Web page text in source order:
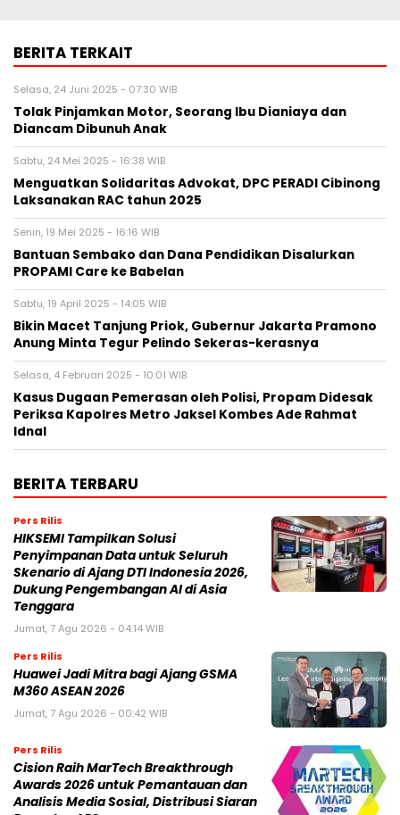
BERITA TERKAIT
Selasa, 24 Juni 2025 - 07:30 WIB
Tolak Pinjamkan Motor, Seorang Ibu Dianiaya dan
Diancam Dibunuh Anak
Sabtu, 24 Mei 2025 - 16:38 WIB
Menguatkan Solidaritas Advokat, DPC PERADI Cibinong
Laksanakan RAC tahun 2025
Senin, 19 Mei 2025 - 16:16 WIB
Bantuan Sembako dan Dana Pendidikan Disalurkan
PROPAMI Care ke Babelan
Sabtu, 19 April 2025 - 14:05 WIB
Bikin Macet Tanjung Priok, Gubernur Jakarta Pramono
Anung Minta Tegur Pelindo Sekeras-kerasnya
Selasa, 4 Februari 2025 - 10:01 WIB
Kasus Dugaan Pemerasan oleh Polisi, Propam Didesak
Periksa Kapolres Metro Jaksel Kombes Ade Rahmat
Idnal
BERITA TERBARU
Pers Rilis
HIKSEMI Tampilkan Solusi
Penyimpanan Data untuk Seluruh
Skenario di Ajang DTI Indonesia 2026,
Dukung Pengembangan AI di Asia
Tenggara
Jumat, 7 Agu 2026 - 04:14 WIB
Pers Rilis
Huawei Jadi Mitra bagi Ajang GSMA
M360 ASEAN 2026
Jumat, 7 Agu 2026 - 00:42 WIB
Pers Rilis
Cision Raih MarTech Breakthrough
Awards 2026 untuk Pemantauan dan
Analisis Media Sosial, Distribusi Siaran